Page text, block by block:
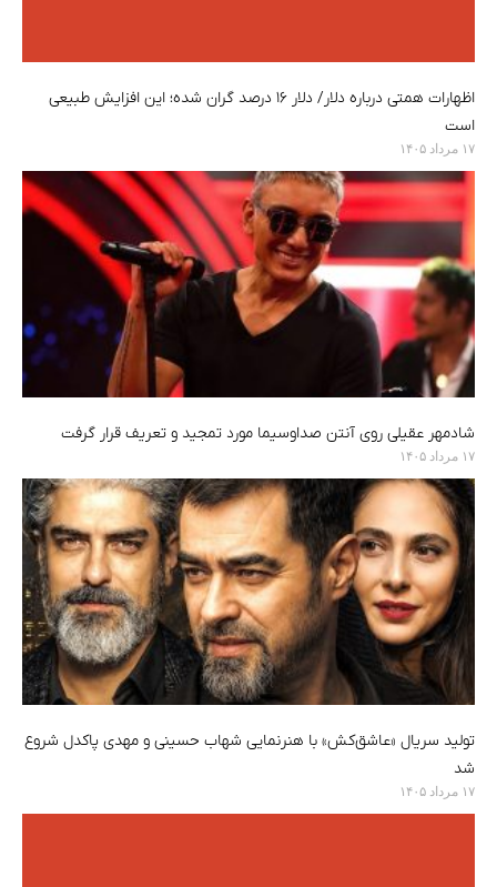
اظهارات همتی درباره دلار/ دلار ۱۶ درصد گران شده؛ این افزایش طبیعی
است
۱۷ مرداد ۱۴۰۵
شادمهر عقیلی روی آنتن صداوسیما مورد تمجید و تعریف قرار گرفت
۱۷ مرداد ۱۴۰۵
تولید سریال «عاشق‌کش» با هنرنمایی شهاب حسینی و مهدی پاکدل شروع
شد
۱۷ مرداد ۱۴۰۵